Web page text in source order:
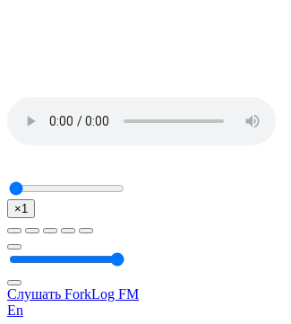
×1
Слушать ForkLog FM
En